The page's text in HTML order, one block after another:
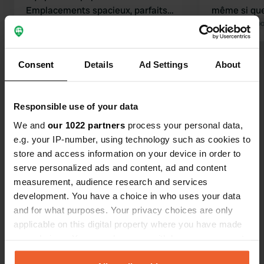
Consent Details Ad Settings About
Responsible use of your data
We and our 1022 partners process your personal data,
e.g. your IP-number, using technology such as cookies to
store and access information on your device in order to
serve personalized ads and content, ad and content
measurement, audience research and services
development. You have a choice in who uses your data
and for what purposes. Your privacy choices are only
applicable on this digital property where you have made
any time from the Cookie Declaration or by clicking on
Emplacements spacieux, parfaits
même si
peuvent
restaurant
camping
parfait pour
enfants.
Traduit par
Voir tous les 27 avis
Contact
Emplacement
62250, Wacquinghen, France